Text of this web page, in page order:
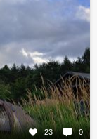
23 0